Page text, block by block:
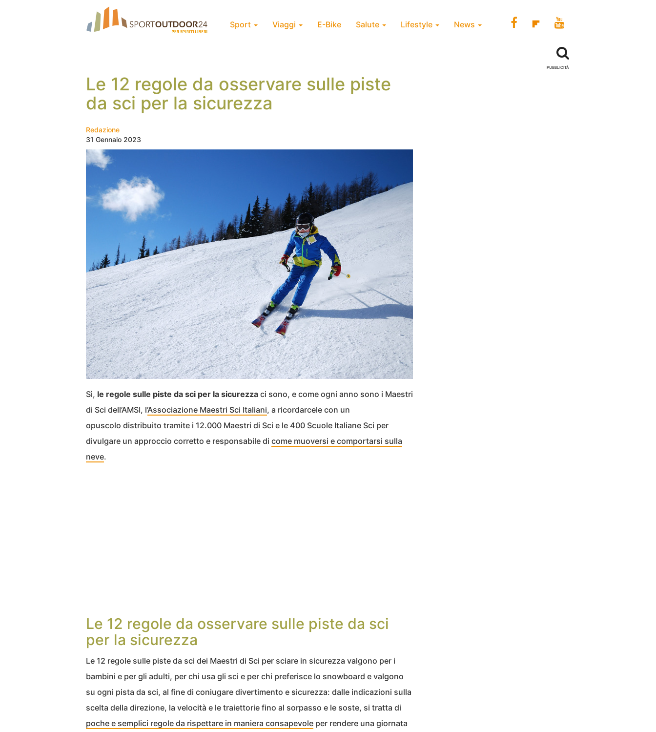
Sport Viaggi E-Bike Salute Lifestyle News
Le 12 regole da osservare sulle piste
da sci per la sicurezza
Redazione
31 Gennaio 2023
Sì, le regole sulle piste da sci per la sicurezza ci sono, e come ogni anno sono i Maestri
di Sci dell’AMSI, l’Associazione Maestri Sci Italiani, a ricordarcele con un
opuscolo distribuito tramite i 12.000 Maestri di Sci e le 400 Scuole Italiane Sci per
divulgare un approccio corretto e responsabile di come muoversi e comportarsi sulla
neve.
Le 12 regole da osservare sulle piste da sci
per la sicurezza
Le 12 regole sulle piste da sci dei Maestri di Sci per sciare in sicurezza valgono per i
bambini e per gli adulti, per chi usa gli sci e per chi preferisce lo snowboard e valgono
su ogni pista da sci, al fine di coniugare divertimento e sicurezza: dalle indicazioni sulla
scelta della direzione, la velocità e le traiettorie fino al sorpasso e le soste, si tratta di
poche e semplici regole da rispettare in maniera consapevole per rendere una giornata
PUBBLICITÀ